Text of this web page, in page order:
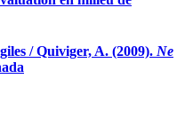
/ Quiviger, A. (2009). Ne